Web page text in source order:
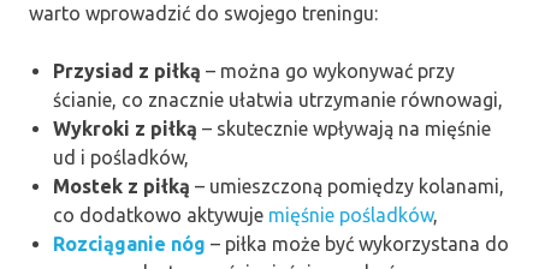
warto wprowadzić do swojego treningu:
Przysiad z piłką – można go wykonywać przy
ścianie, co znacznie ułatwia utrzymanie równowagi,
Wykroki z piłką – skutecznie wpływają na mięśnie
ud i pośladków,
Mostek z piłką – umieszczoną pomiędzy kolanami,
co dodatkowo aktywuje mięśnie pośladków,
Rozciąganie nóg – piłka może być wykorzystana do